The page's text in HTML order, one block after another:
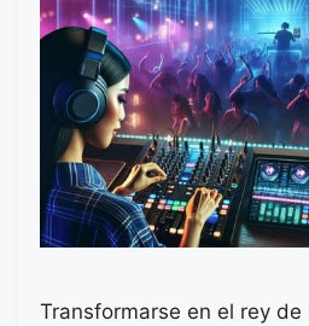
Transformarse en el rey